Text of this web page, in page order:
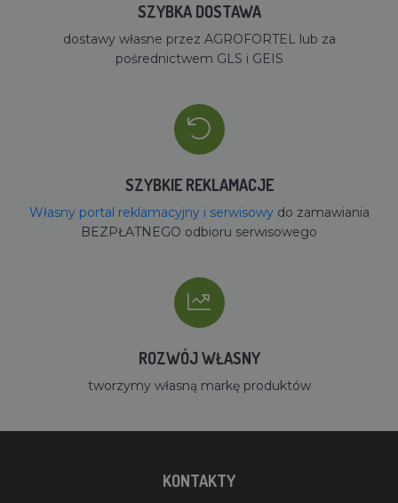
SZYBKA DOSTAWA
dostawy własne przez AGROFORTEL lub za
pośrednictwem GLS i GEIS
SZYBKIE REKLAMACJE
Własny portal reklamacyjny i serwisowydo zamawiania
BEZPŁATNEGO odbioru serwisowego
ROZWÓJ WŁASNY
tworzymy własną markę produktów
KONTAKTY